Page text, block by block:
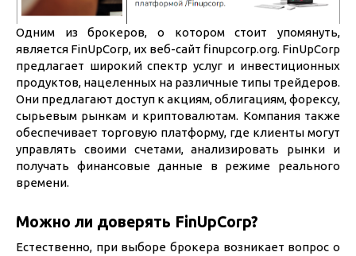
Одним из брокеров, о котором стоит упомянуть,
является FinUpCorp, их веб-сайт finupcorp.org. FinUpCorp
предлагает широкий спектр услуг и инвестиционных
продуктов, нацеленных на различные типы трейдеров.
Они предлагают доступ к акциям, облигациям, форексу,
сырьевым рынкам и криптовалютам. Компания также
обеспечивает торговую платформу, где клиенты могут
управлять своими счетами, анализировать рынки и
получать финансовые данные в режиме реального
времени.
Можно ли доверять FinUpCorp?
Естественно, при выборе брокера возникает вопрос о